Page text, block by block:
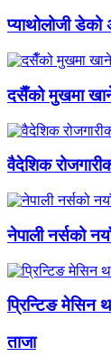
प्याथोलोजी
दसैँको मुखमा
वैदेशिक
नेपाली नर्सको
प्रिन्टिङ मेसिन
ताजा